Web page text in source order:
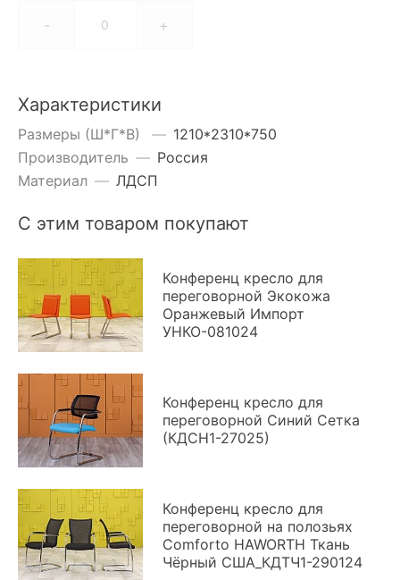
- +
Характеристики
Размеры (Ш*Г*В) — 1210*2310*750
Производитель — Россия
Материал — ЛДСП
С этим товаром покупают
Конференц кресло для
переговорной Экокожа
Оранжевый Импорт
УНКО-081024
Конференц кресло для
переговорной Синий Сетка
(КДСН1-27025)
Конференц кресло для
переговорной на полозьях
Comforto HAWORTH Ткань
Чёрный США_КДТЧ1-290124